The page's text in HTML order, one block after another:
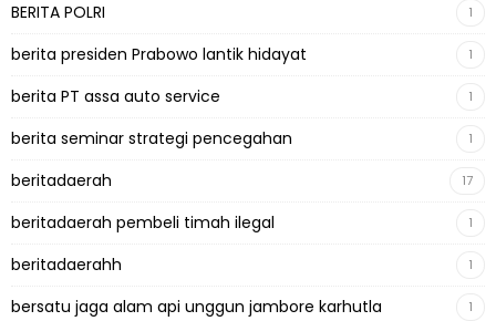
BERITA POLRI 1
berita presiden Prabowo lantik hidayat 1
berita PT assa auto service 1
berita seminar strategi pencegahan 1
beritadaerah 17
beritadaerah pembeli timah ilegal 1
beritadaerahh 1
bersatu jaga alam api unggun jambore karhutla 1